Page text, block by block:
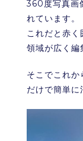
360度写真画
れています。
これだと赤く
領域が広く編
そこでこれ
だけで簡単に